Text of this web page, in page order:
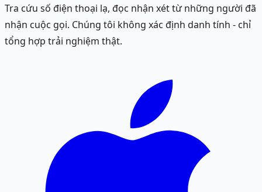
Tra cứu số điện thoại lạ, đọc nhận xét từ những người đã
nhận cuộc gọi. Chúng tôi không xác định danh tính - chỉ
tổng hợp trải nghiệm thật.